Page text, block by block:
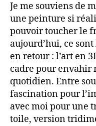
Je me souviens de
une peinture si
pouvoir toucher le
aujourd’hui, ce
en retour : l’art en
cadre pour envahir
quotidien. Entre
fascination pour
avec moi pour une
toile, version